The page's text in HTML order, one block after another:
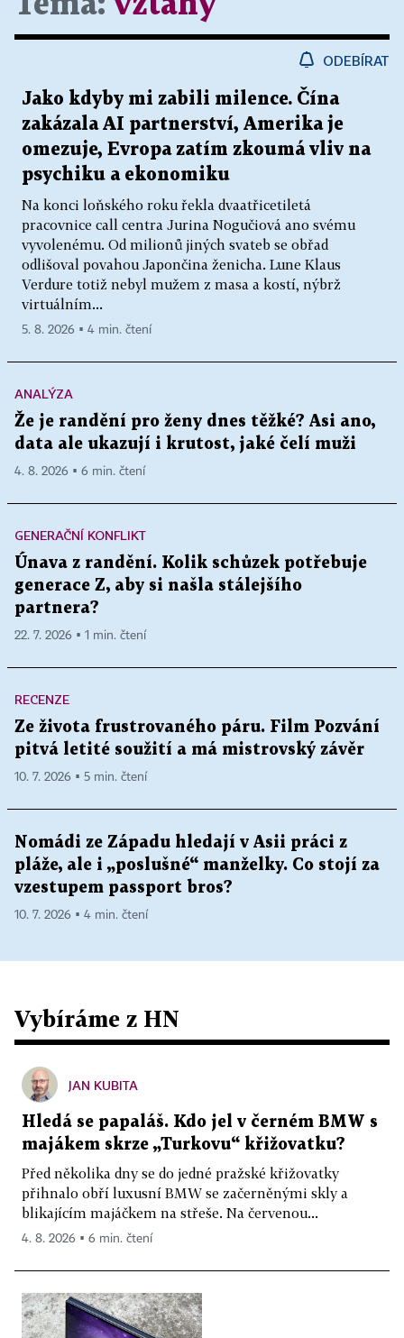
ODEBÍRAT
Jako kdyby mi zabili milence. Čína
zakázala AI partnerství, Amerika je
omezuje, Evropa zatím zkoumá vliv na
psychiku a ekonomiku
Na konci loňského roku řekla dvaatřicetiletá
pracovnice call centra Jurina Nogučiová ano svému
vyvolenému. Od milionů jiných svateb se obřad
odlišoval povahou Japončina ženicha. Lune Klaus
Verdure totiž nebyl mužem z masa a kostí, nýbrž
virtuálním...
5. 8. 2026 ▪ 4 min. čtení
ANALÝZA
Že je randění pro ženy dnes těžké? Asi ano,
data ale ukazují i krutost, jaké čelí muži
4. 8. 2026 ▪ 6 min. čtení
GENERAČNÍ KONFLIKT
Únava z randění. Kolik schůzek potřebuje
generace Z, aby si našla stálejšího
partnera?
22. 7. 2026 ▪ 1 min. čtení
RECENZE
Ze života frustrovaného páru. Film Pozvání
pitvá letité soužití a má mistrovský závěr
10. 7. 2026 ▪ 5 min. čtení
Nomádi ze Západu hledají v Asii práci z
pláže, ale i „poslušné“ manželky. Co stojí za
vzestupem passport bros?
10. 7. 2026 ▪ 4 min. čtení
Vybíráme z HN
JAN KUBITA
Hledá se papaláš. Kdo jel v černém BMW s
majákem skrze „Turkovu“ křižovatku?
Před několika dny se do jedné pražské křižovatky
přihnalo obří luxusní BMW se začerněnými skly a
blikajícím majáčkem na střeše. Na červenou...
4. 8. 2026 ▪ 6 min. čtení